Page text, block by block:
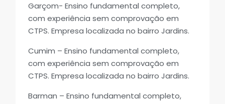
Garçom- Ensino fundamental completo,
com experiência sem comprovação em
CTPS. Empresa localizada no bairro Jardins.
Cumim – Ensino fundamental completo,
com experiência sem comprovação em
CTPS. Empresa localizada no bairro Jardins.
Barman – Ensino fundamental completo,